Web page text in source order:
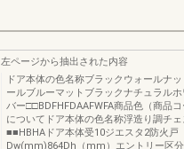
左ページから抽出された内容
ドア本体の色名称ブラックウォールナ
ールブルーマットブラックナチュラル
バー□□BDFHFDAAFWFA商品色（商品
についてドア本体の色名称浮造り調チ
■■HBHAドア本体受10ジエスタ2防火
Dw(mm)864Dh（mm）エントリー区